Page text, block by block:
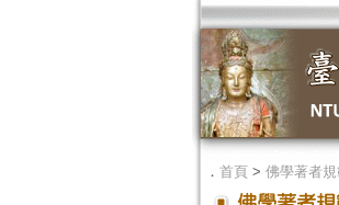
． 首頁> 佛學著者